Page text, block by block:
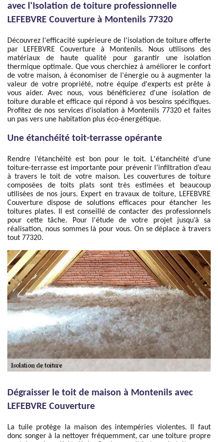
avec l'Isolation de toiture professionnelle
LEFEBVRE Couverture à Montenils 77320
Découvrez l'efficacité supérieure de l'isolation de toiture offerte
par LEFEBVRE Couverture à Montenils. Nous utilisons des
matériaux de haute qualité pour garantir une isolation
thermique optimale. Que vous cherchiez à améliorer le confort
de votre maison, à économiser de l'énergie ou à augmenter la
valeur de votre propriété, notre équipe d'experts est prête à
vous aider. Avec nous, vous bénéficierez d'une isolation de
toiture durable et efficace qui répond à vos besoins spécifiques.
Profitez de nos services d'isolation à Montenils 77320 et faites
un pas vers une habitation plus éco-énergétique.
Une étanchéité toit-terrasse opérante
Rendre l’étanchéité est bon pour le toit. L'étanchéité d’une
toiture-terrasse est importante pour prévenir l’infiltration d’eau
à travers le toit de votre maison. Les couvertures de toiture
composées de toits plats sont très estimées et beaucoup
utilisées de nos jours. Expert en travaux de toiture, LEFEBVRE
Couverture dispose de solutions efficaces pour étancher les
toitures plates. Il est conseillé de contacter des professionnels
pour cette tâche. Pour l'étude de votre projet jusqu’à sa
réalisation, nous sommes là pour vous. On se déplace à travers
tout 77320.
Dégraisser le toit de maison à Montenils avec
LEFEBVRE Couverture
La tuile protège la maison des intempéries violentes. Il faut
donc songer à la nettoyer fréquemment, car une toiture propre